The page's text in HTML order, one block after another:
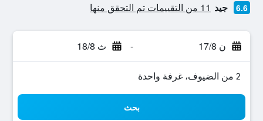
6.6 جيد 11 من التقييمات تم التحقق منها
ن 17/8 - ث 18/8
2 من الضيوف، غرفة واحدة
بحث